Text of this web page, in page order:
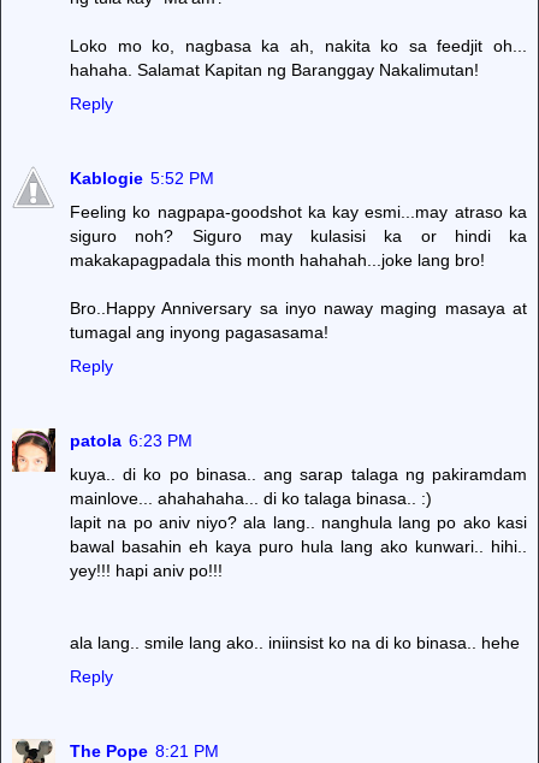
Loko mo ko, nagbasa ka ah, nakita ko sa feedjit oh...
hahaha. Salamat Kapitan ng Baranggay Nakalimutan!
Reply
Kablogie 5:52 PM
Feeling ko nagpapa-goodshot ka kay esmi...may atraso ka
siguro noh? Siguro may kulasisi ka or hindi ka
makakapagpadala this month hahahah...joke lang bro!
Bro..Happy Anniversary sa inyo naway maging masaya at
tumagal ang inyong pagasasama!
Reply
patola 6:23 PM
kuya.. di ko po binasa.. ang sarap talaga ng pakiramdam
mainlove... ahahahaha... di ko talaga binasa.. :)
lapit na po aniv niyo? ala lang.. nanghula lang po ako kasi
bawal basahin eh kaya puro hula lang ako kunwari.. hihi..
yey!!! hapi aniv po!!!
ala lang.. smile lang ako.. iniinsist ko na di ko binasa.. hehe
Reply
The Pope 8:21 PM